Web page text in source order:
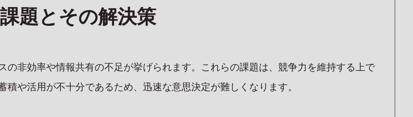
題とその解決策
の非効率や情報共有の不足が挙げられます。これらの課題は、競争力を維持する上で
や活用が不十分であるため、迅速な意思決定が難しくなります。